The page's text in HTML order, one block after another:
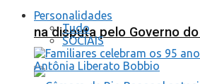
na disputa pelo Governo
Personalidades
Tudo
SOCIAIS